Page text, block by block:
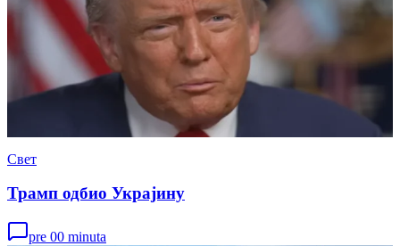
Свет
Трамп одбио Украјину
pre 00 minuta